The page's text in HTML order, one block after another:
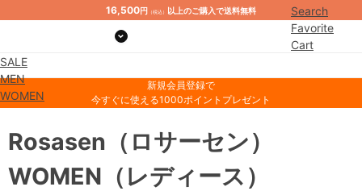
16,500円 （税込） 以上のご購入で送料無料
Search
Favorite
Cart
SALE
MEN
WOMEN
新規会員登録で
今すぐに使える1000ポイントプレゼント
Rosasen （ロサーセン）
WOMEN （レディース）